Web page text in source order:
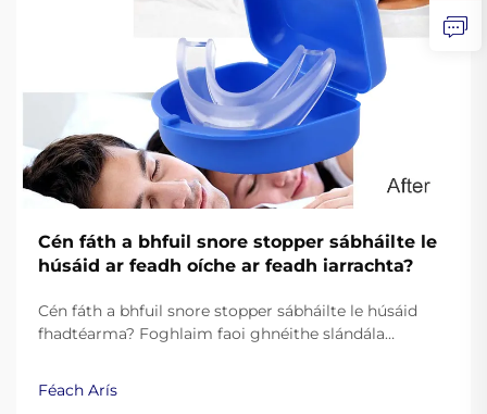
Cén fáth a bhfuil snore stopper sábháilte le
húsáid ar feadh oíche ar feadh iarrachta?
Cén fáth a bhfuil snore stopper sábháilte le húsáid
fhadtéarma? Foghlaim faoi ghnéithe slándála
suaimhneachta le haghaidh gléasanna oíche chun
snó a chosc. Foghlaim níos mó.
Féach Arís